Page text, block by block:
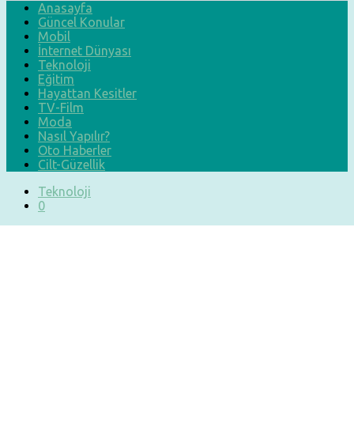
Anasayfa
Güncel Konular
Mobil
İnternet Dünyası
Teknoloji
Eğitim
Hayattan Kesitler
TV-Film
Moda
Nasıl Yapılır?
Oto Haberler
Cilt-Güzellik
Teknoloji
0